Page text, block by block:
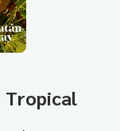
Tropical